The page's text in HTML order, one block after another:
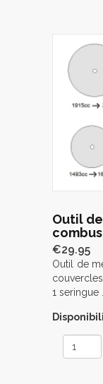
Outil
€29.95
Outil de
1 seringue ...